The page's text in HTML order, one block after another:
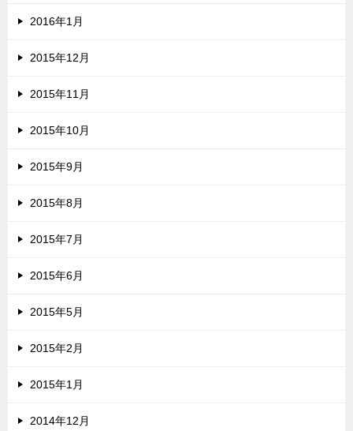
2016年1月
2015年12月
2015年11月
2015年10月
2015年9月
2015年8月
2015年7月
2015年6月
2015年5月
2015年2月
2015年1月
2014年12月